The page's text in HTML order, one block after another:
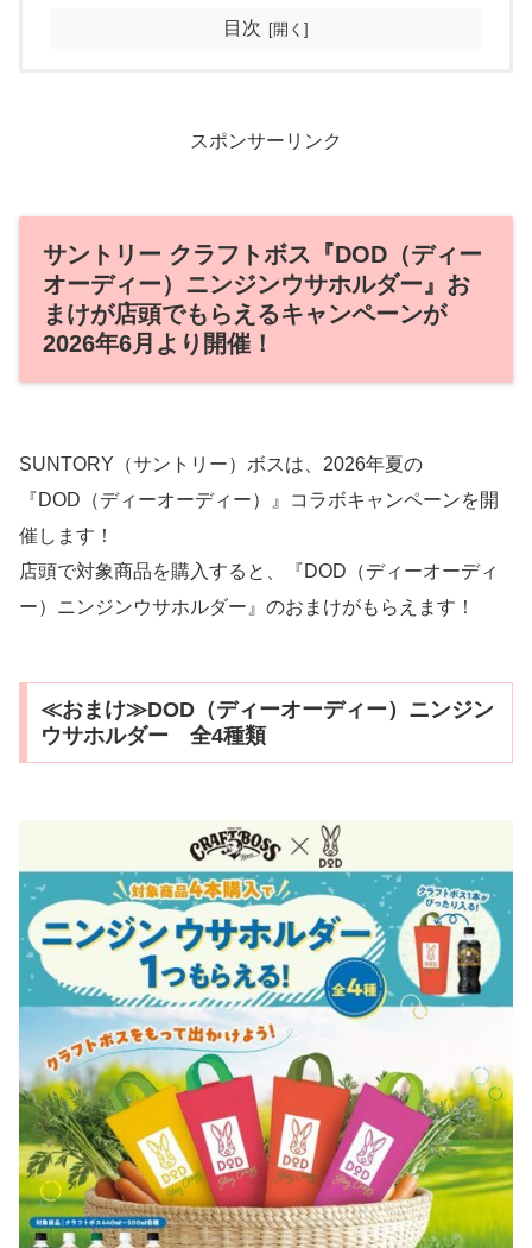
目次
スポンサーリンク
サントリー クラフトボス『DOD（ディー
オーディー）ニンジンウサホルダー』お
まけが店頭でもらえるキャンペーンが
2026年6月より開催！
SUNTORY（サントリー）ボスは、2026年夏の
『DOD（ディーオーディー）』コラボキャンペーンを開
催します！
店頭で対象商品を購入すると、『DOD（ディーオーディ
ー）ニンジンウサホルダー』のおまけがもらえます！
≪おまけ≫DOD（ディーオーディー）ニンジン
ウサホルダー 全4種類